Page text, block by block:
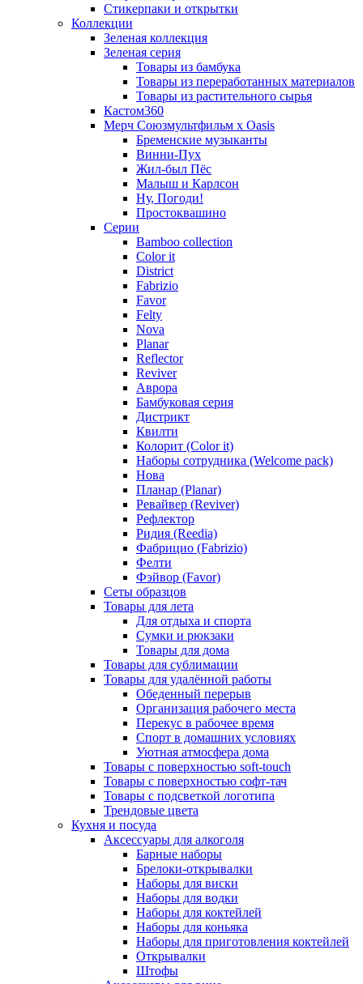
Стикерпаки и открытки
Коллекции
Зеленая коллекция
Зеленая серия
Товары из бамбука
Товары из переработанных материалов
Товары из растительного сырья
Кастом360
Мерч Союзмультфильм х Oasis
Бременские музыканты
Винни-Пух
Жил-был Пёс
Малыш и Карлсон
Ну, Погоди!
Простоквашино
Серии
Bamboo collection
Color it
District
Fabrizio
Favor
Felty
Nova
Planar
Reflector
Reviver
Аврора
Бамбуковая серия
Дистрикт
Квилти
Колорит (Color it)
Наборы сотрудника (Welcome pack)
Нова
Планар (Planar)
Ревайвер (Reviver)
Рефлектор
Ридия (Reedia)
Фабрицио (Fabrizio)
Фелти
Фэйвор (Favor)
Сеты образцов
Товары для лета
Для отдыха и спорта
Сумки и рюкзаки
Товары для дома
Товары для сублимации
Товары для удалённой работы
Обеденный перерыв
Организация рабочего места
Перекус в рабочее время
Спорт в домашних условиях
Уютная атмосфера дома
Товары с поверхностью soft-touch
Товары с поверхностью софт-тач
Товары с подсветкой логотипа
Трендовые цвета
Кухня и посуда
Аксессуары для алкоголя
Барные наборы
Брелоки-открывалки
Наборы для виски
Наборы для водки
Наборы для коктейлей
Наборы для коньяка
Наборы для приготовления коктейлей
Открывалки
Штофы